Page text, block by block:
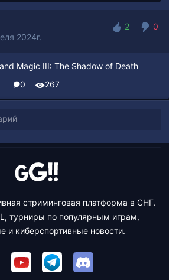
2024г.
2
0
Magic III: The Shadow of Death
0
267
стриминговая платформа в СНГ.
турниры по популярным играм,
и киберспортивные новости.